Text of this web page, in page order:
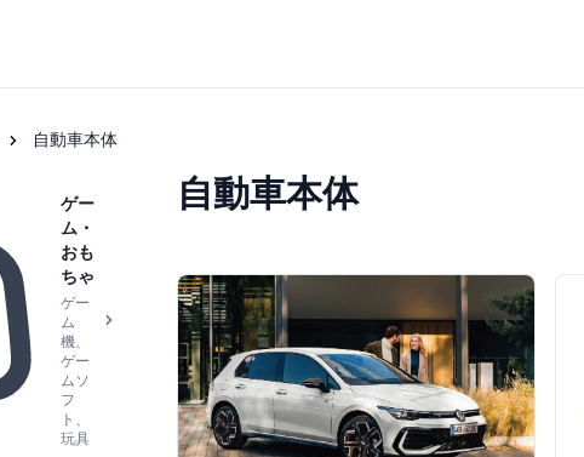
自動車本体
ゲー
ム・
おも
ちゃ
ゲー
ム
機、
ゲー
ムソ
フ
ト、
玩具
自動車本体